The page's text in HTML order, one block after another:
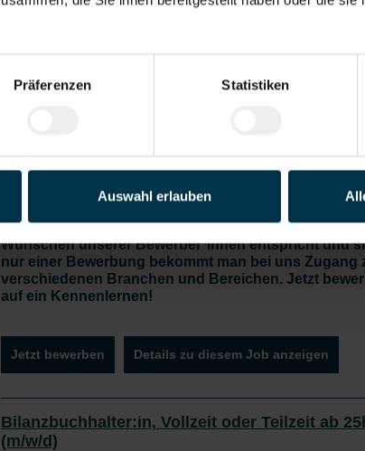
Präferenzen Statistiken
Auswahl erlauben
Erstellung von Prüfberichten (EMPB etc.)
Wir verstehen, dass es schwierig sein kann, den
unser Ziel: Einen Arbeitsplatz zu finden, der genau
Wünschen unserer Bewerber*innen entspricht und
nur einer Bewerbung bekommt man bei uns
verschiedenen Branchen und Bereichen. Jetzt
auf ein Kennenlernen!
Jetzt bewerben Details zu diesem Job anzeigen
Bilanzbuchhalter:in, Vollzeit oder Teilzeit ab
(m/w/d)